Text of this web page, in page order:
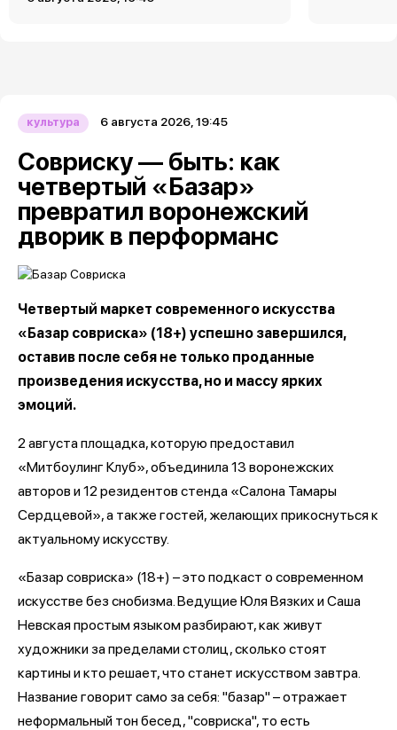
культура 6 августа 2026, 19:45
Совриску — быть: как
четвертый «Базар»
превратил воронежский
дворик в перформанс
Четвертый маркет современного искусства
«Базар совриска» (18+) успешно завершился,
оставив после себя не только проданные
произведения искусства, но и массу ярких
эмоций.
2 августа площадка, которую предоставил
«Митбоулинг Клуб», объединила 13 воронежских
авторов и 12 резидентов стенда «Салона Тамары
Сердцевой», а также гостей, желающих прикоснуться к
актуальному искусству.
«Базар совриска» (18+) – это подкаст о современном
искусстве без снобизма. Ведущие Юля Вязких и Саша
Невская простым языком разбирают, как живут
художники за пределами столиц, сколько стоят
картины и кто решает, что станет искусством завтра.
Название говорит само за себя: "базар" – отражает
неформальный тон бесед, "совриска", то есть